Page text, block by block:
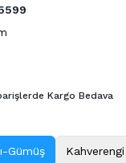
Kargo Bedava
Gümüş Kahverengi